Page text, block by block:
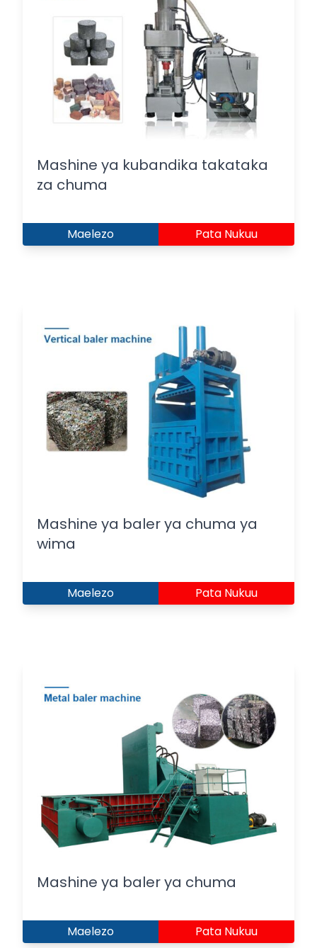
Mashine ya kubandika takataka
za chuma
Maelezo Pata Nukuu
Mashine ya baler ya chuma ya
wima
Maelezo Pata Nukuu
Mashine ya baler ya chuma
Maelezo Pata Nukuu